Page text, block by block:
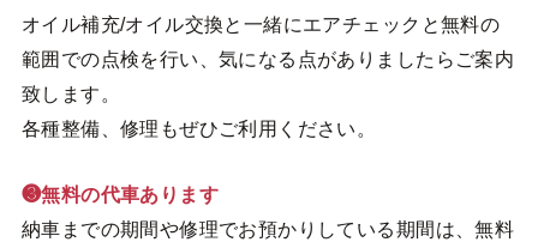
オイル補充/オイル交換と一緒にエアチェックと無料の
範囲での点検を行い、気になる点がありましたらご案内
致します。
各種整備、修理もぜひご利用ください。
❸無料の代車あります
納車までの期間や修理でお預かりしている期間は、無料